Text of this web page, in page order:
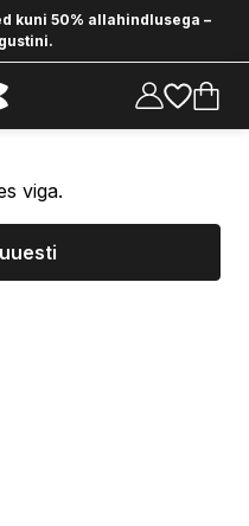
kuni 50% allahindlusega –
viga.